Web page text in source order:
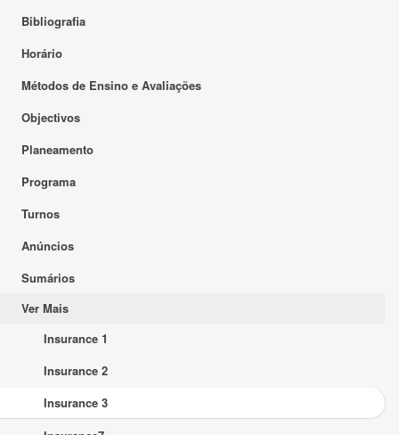
Bibliografia
Horário
Métodos de Ensino e Avaliações
Objectivos
Planeamento
Programa
Turnos
Anúncios
Sumários
Ver Mais
Insurance 1
Insurance 2
Insurance 3